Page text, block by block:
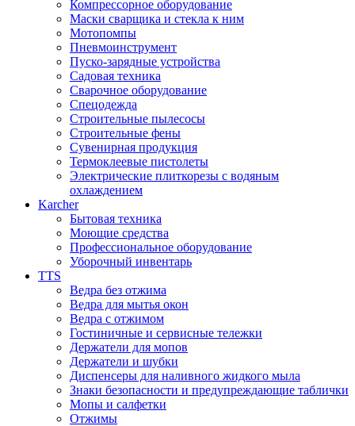
Компрессорное оборудование
Маски сварщика и стекла к ним
Мотопомпы
Пневмоинструмент
Пуско-зарядные устройства
Садовая техника
Сварочное оборудование
Спецодежда
Строительные пылесосы
Строительные фены
Сувенирная продукция
Термоклеевые пистолеты
Электрические плиткорезы с водяным
охлаждением
Karcher
Бытовая техника
Моющие средства
Профессиональное оборудование
Уборочный инвентарь
TTS
Ведра без отжима
Ведра для мытья окон
Ведра с отжимом
Гостиничные и сервисные тележки
Держатели для мопов
Держатели и шубки
Диспенсеры для наливного жидкого мыла
Знаки безопасности и предупреждающие таблички
Мопы и салфетки
Отжимы